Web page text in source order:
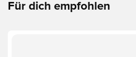
Für dich empfohlen